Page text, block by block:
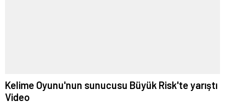
Kelime Oyunu'nun sunucusu Büyük Risk'te yarıştı
Video